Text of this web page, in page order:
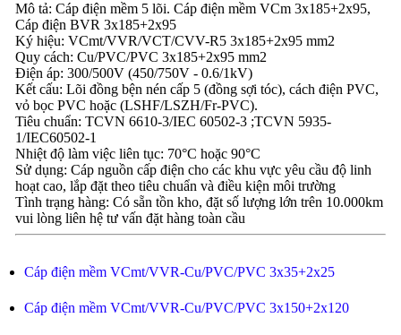
Mô tả: Cáp điện mềm 5 lõi. Cáp điện mềm VCm 3x185+2x95,
Cáp điện BVR 3x185+2x95
Ký hiệu: VCmt/VVR/VCT/CVV-R5 3x185+2x95 mm2
Quy cách: Cu/PVC/PVC 3x185+2x95 mm2
Điện áp: 300/500V (450/750V - 0.6/1kV)
Kết cấu: Lõi đồng bện nén cấp 5 (đồng sợi tóc), cách điện PVC,
vỏ bọc PVC hoặc (LSHF/LSZH/Fr-PVC).
Tiêu chuẩn: TCVN 6610-3/IEC 60502-3 ;TCVN 5935-
1/IEC60502-1
Nhiệt độ làm việc liên tục: 70°C hoặc 90°C
Sử dụng: Cáp nguồn cấp điện cho các khu vực yêu cầu độ linh
hoạt cao, lắp đặt theo tiêu chuẩn và điều kiện môi trường
Tình trạng hàng: Có sẵn tồn kho, đặt số lượng lớn trên 10.000km
vui lòng liên hệ tư vấn đặt hàng toàn cầu
Cáp điện mềm VCmt/VVR-Cu/PVC/PVC 3x35+2x25
Cáp điện mềm VCmt/VVR-Cu/PVC/PVC 3x150+2x120